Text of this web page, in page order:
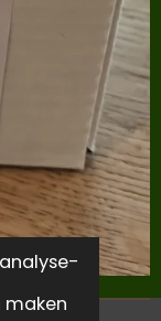
maken